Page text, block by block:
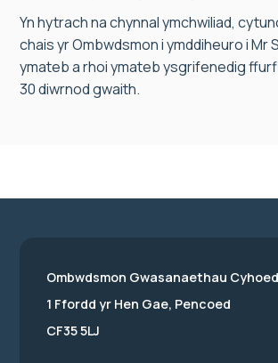
Yn hytrach na chynnal ymchwiliad,
chais yr Ombwdsmon i ymddiheuro i Mr
ymateb a rhoi ymateb ysgrifenedig
30 diwrnod gwaith.
Ombwdsmon Gwasanaethau
1 Ffordd yr Hen Gae, Pencoed
CF35 5LJ